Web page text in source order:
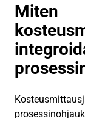
Miten